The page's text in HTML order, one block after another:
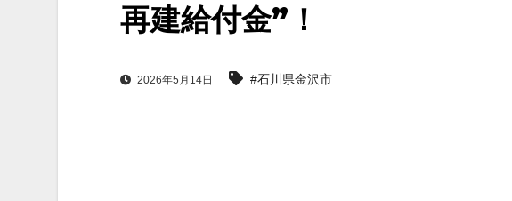
再建給付金”！
2026年5月14日 #石川県金沢市